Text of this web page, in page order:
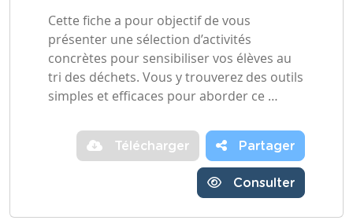
Cette fiche a pour objectif de vous
présenter une sélection d’activités
concrètes pour sensibiliser vos élèves au
tri des déchets. Vous y trouverez des outils
simples et efficaces pour aborder ce …
Télécharger Partager
Consulter